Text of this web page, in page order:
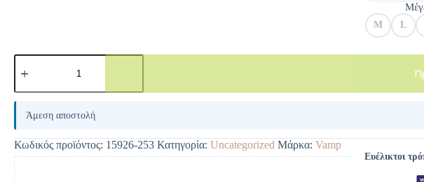
M L
A
e
r
n
a
Άμεση αποστολή
Κωδικός προϊόντος: 15926-253 Κατηγορία: Uncategorized Μάρκα: Vamp
Ευέλικτοι